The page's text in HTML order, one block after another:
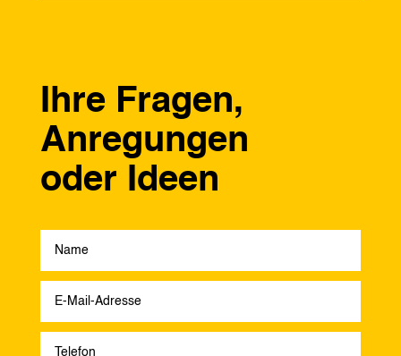
Ihre Fragen,
Anregungen
oder Ideen